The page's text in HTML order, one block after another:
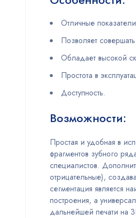
Отличные
Позволяет
Обладает высокой
Простота в
Доступность.
Возможности:
Простая и удобная в
фрагментов зубного
специалистов.
отрицательные),
сегментация является
построения, а
дальнейшей печати на